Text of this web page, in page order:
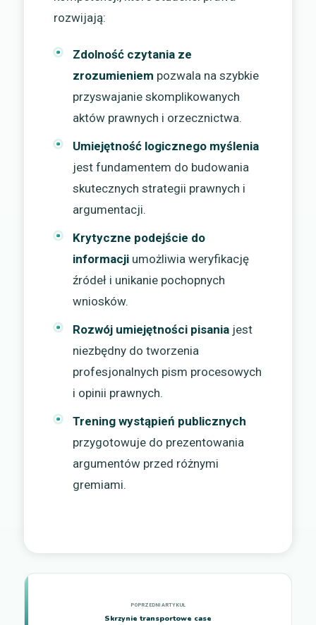
rozwijają:
Zdolność czytania ze
zrozumieniem pozwala na szybkie
przyswajanie skomplikowanych
aktów prawnych i orzecznictwa.
Umiejętność logicznego myślenia
jest fundamentem do budowania
skutecznych strategii prawnych i
argumentacji.
Krytyczne podejście do
informacji umożliwia weryfikację
źródeł i unikanie pochopnych
wniosków.
Rozwój umiejętności pisania jest
niezbędny do tworzenia
profesjonalnych pism procesowych
i opinii prawnych.
Trening wystąpień publicznych
przygotowuje do prezentowania
argumentów przed różnymi
gremiami.
Skrzynie transportowe case